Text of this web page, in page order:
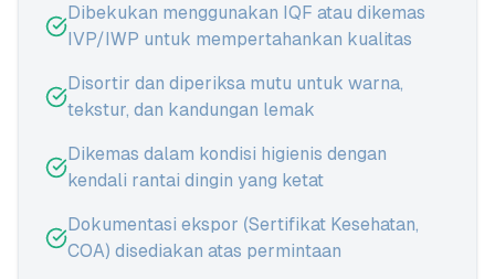
Dibekukan menggunakan IQF atau dikemas
IVP/IWP untuk mempertahankan kualitas
Disortir dan diperiksa mutu untuk warna,
tekstur, dan kandungan lemak
Dikemas dalam kondisi higienis dengan
kendali rantai dingin yang ketat
Dokumentasi ekspor (Sertifikat Kesehatan,
COA) disediakan atas permintaan